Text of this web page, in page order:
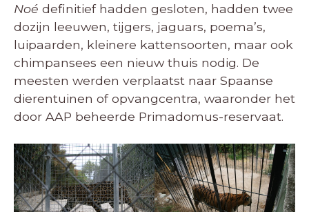
Noé definitief hadden gesloten, hadden twee
dozijn leeuwen, tijgers, jaguars, poema’s,
luipaarden, kleinere kattensoorten, maar ook
chimpansees een nieuw thuis nodig. De
meesten werden verplaatst naar Spaanse
dierentuinen of opvangcentra, waaronder het
door AAP beheerde Primadomus-reservaat.